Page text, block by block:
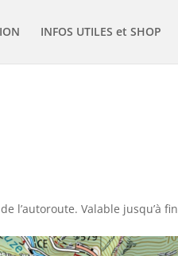
INFOS UTILES et SHOP
l’autoroute. Valable jusqu’à fin